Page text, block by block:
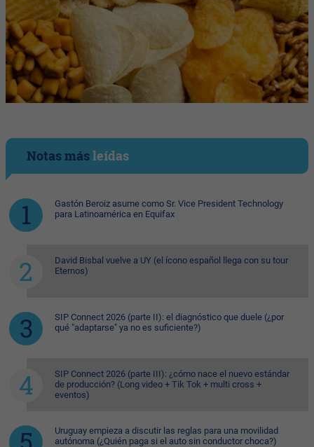
Notas másleídas
Gastón Beroiz asume como Sr. Vice President Technology
para Latinoamérica en Equifax
David Bisbal vuelve a UY (el ícono español llega con su tour
Eternos)
SIP Connect 2026 (parte II): el diagnóstico que duele (¿por
qué "adaptarse" ya no es suficiente?)
SIP Connect 2026 (parte III): ¿cómo nace el nuevo estándar
de producción? (Long video + Tik Tok + multi cross +
eventos)
Uruguay empieza a discutir las reglas para una movilidad
autónoma (¿Quién paga si el auto sin conductor choca?)